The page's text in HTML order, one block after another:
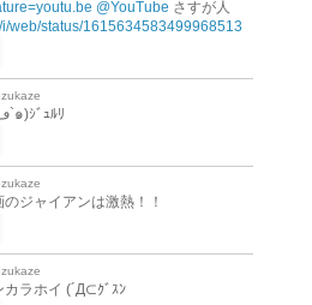
@YouTube さすが人
i/web/status/1615634583499968513
(๑´ڡ`๑)ｼﾞｭﾙﾘ
のジャイアンは激熱！！
カラホイ (´Д⊂ｸﾞｽﾝ